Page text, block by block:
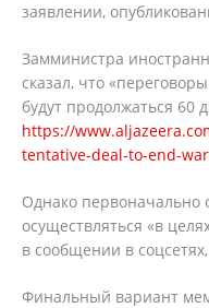
заявлении,
Замминистра
сказал, что
будут продолжаться 60
https://
tentative-deal-to-end-
Однако первоначально
осуществляться «в
в сообщении в
Финальный вариант